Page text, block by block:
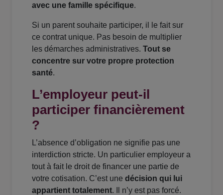
avec une famille spécifique.
Si un parent souhaite participer, il le fait sur
ce contrat unique. Pas besoin de multiplier
les démarches administratives. Tout se
concentre sur votre propre protection
santé.
L’employeur peut-il
participer financièrement
?
L’absence d’obligation ne signifie pas une
interdiction stricte. Un particulier employeur a
tout à fait le droit de financer une partie de
votre cotisation. C’est une décision qui lui
appartient totalement. Il n’y est pas forcé.